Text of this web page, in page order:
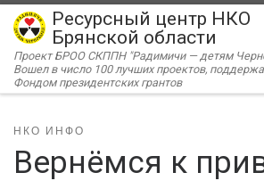
Перейти к содержимому
Ресурсный центр НКО
Брянской области
Проект БРОО СКППН "Радимичи — детям
Вошел в число 100 лучших проектов,
Фондом президентских грантов
НКО ИНФО
Вернёмся к